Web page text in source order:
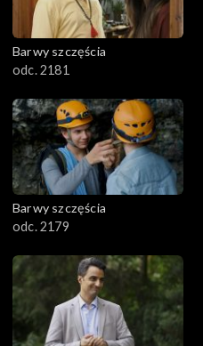
Barwy szczęścia
odc. 2181
Barwy szczęścia
odc. 2179